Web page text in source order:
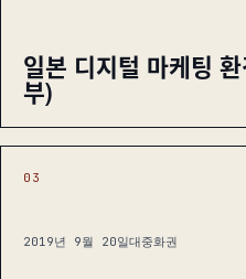
일본 디지털 마케팅
부)
03
2019년 9월 20일대중화권